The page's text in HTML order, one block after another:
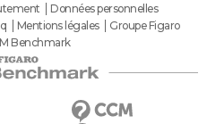
Données personnelles
Mentions légales
Groupe Figaro
Benchmark